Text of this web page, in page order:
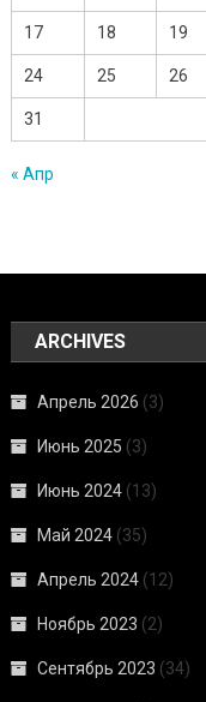
17 18 19
24 25 26
31
« Апр
ARCHIVES
Апрель 2026 (3)
Июнь 2025 (3)
Июнь 2024 (13)
Май 2024 (35)
Апрель 2024 (12)
Ноябрь 2023 (2)
Сентябрь 2023 (34)